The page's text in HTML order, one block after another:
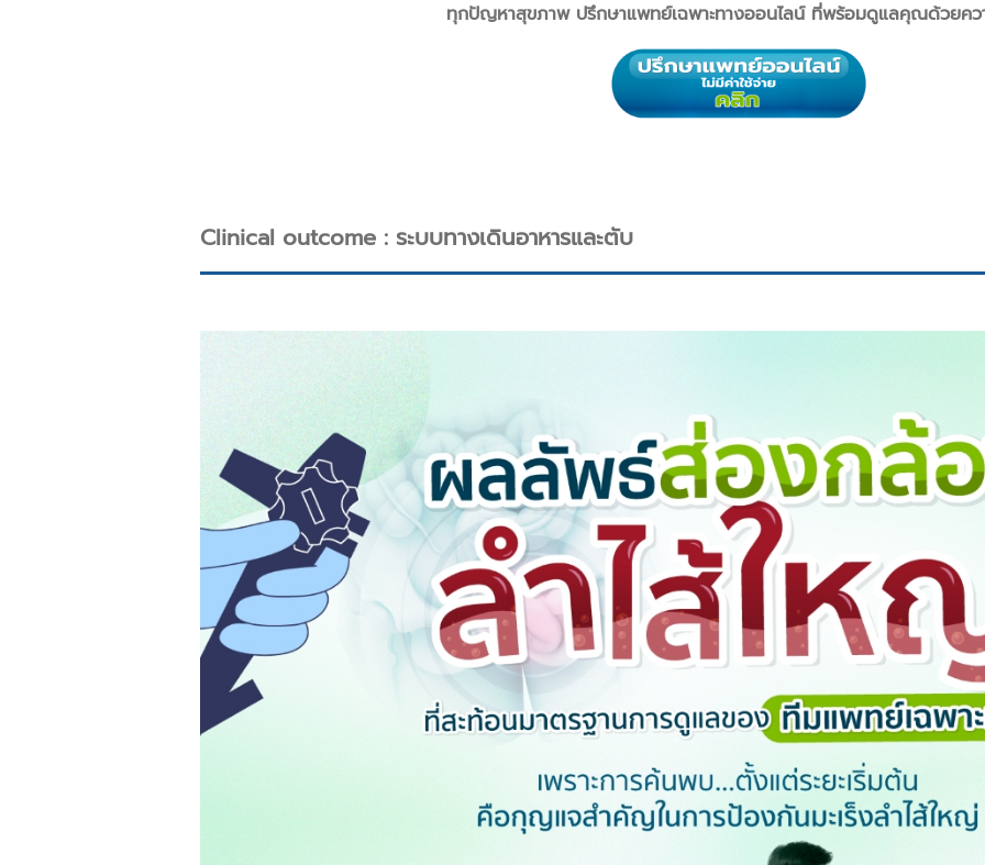
ทุกปัญหาสุขภาพ ปรึกษาแพทย์เฉพาะทางออนไลน์ ที่พร้อมดูแลคุณด้วยคว
Clinical outcome : ระบบทางเดินอาหารและตับ